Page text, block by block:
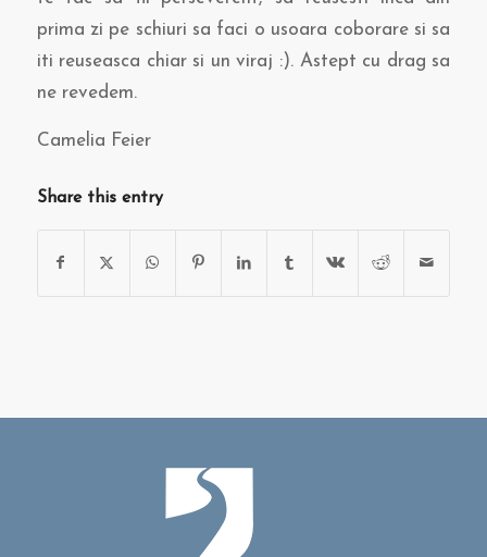
prima zi pe schiuri sa faci o usoara coborare si sa
iti reuseasca chiar si un viraj :). Astept cu drag sa
ne revedem.
Camelia Feier
Share this entry